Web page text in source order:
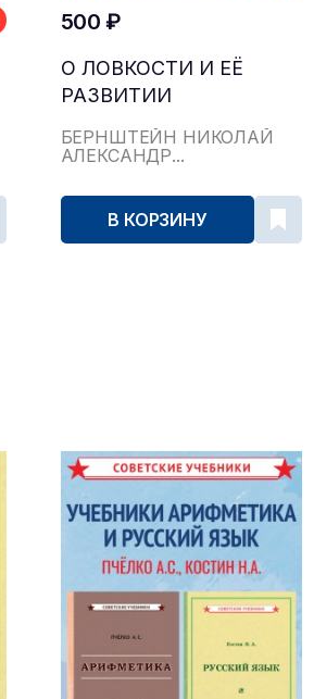
500 ₽
О ЛОВКОСТИ И ЕЁ
РАЗВИТИИ
БЕРНШТЕЙН НИКОЛАЙ
АЛЕКСАНДР...
В КОРЗИНУ